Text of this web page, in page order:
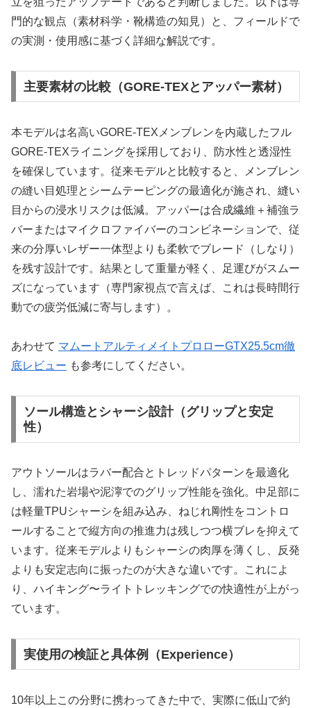
門的な観点（素材科学・靴構造の知見）と、フィールドで
の実測・使用感に基づく詳細な解説です。
主要素材の比較（GORE‑TEXとアッパー素材）
本モデルは名高いGORE‑TEXメンブレンを内蔵したフル
GORE‑TEXライニングを採用しており、防水性と透湿性
を確保しています。従来モデルと比較すると、メンブレン
の縫い目処理とシームテーピングの最適化が施され、縫い
目からの浸水リスクは低減。アッパーは合成繊維＋補強ラ
バーまたはマイクロファイバーのコンビネーションで、従
来の分厚いレザー一体型よりも柔軟でブレード（しなり）
を残す設計です。結果として重量が軽く、足運びがスムー
ズになっています（専門家視点で言えば、これは長時間行
動での疲労低減に寄与します）。
あわせて マムートアルティメイトプロローGTX25.5cm徹
底レビュー も参考にしてください。
ソール構造とシャーシ設計（グリップと安定
性）
アウトソールはラバー配合とトレッドパターンを最適化
し、濡れた岩場や泥濘でのグリップ性能を強化。中足部に
は軽量TPUシャーシを組み込み、ねじれ剛性をコントロ
ールすることで縦方向の推進力は残しつつ横ブレを抑えて
います。従来モデルよりもシャーシの肉厚を薄くし、反発
よりも安定志向に振ったのが大きな違いです。これによ
り、ハイキング〜ライトトレッキングでの快適性が上がっ
ています。
実使用の検証と具体例（Experience）
10年以上この分野に携わってきた中で、実際に低山で約